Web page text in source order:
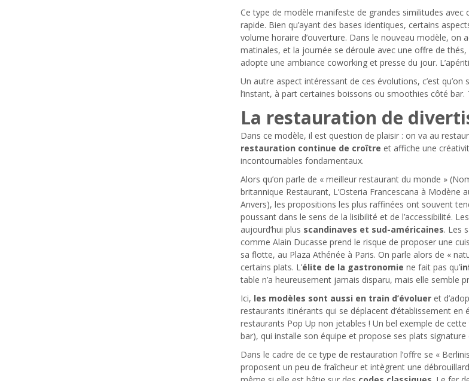
Ce type de modèle manifeste de grandes similitudes
rapide. Bien qu’ayant des bases identiques, certains
volume horaire d’ouverture. Dans le nouveau modèle, on
matinales, et la journée se déroule avec une offre de
adopte une ambiance coworking et presse du jour.
Un autre aspect intéressant de ces évolutions, c’est
l’instant, à part certaines boissons ou smoothies côté bar.
La restauration de
Dans ce modèle, il est question de plaisir : on va au
restauration continue de croître et affiche une
incontournables fondamentaux.
Alors qu’on parle de « meilleur restaurant du monde »
britannique Restaurant, L’Osteria Francescana à Modène
Anvers), les propositions les plus raffinées ont souvent
poussant dans le sens de la lisibilité et de l’accessibilité.
aujourd’hui plus scandinaves et sud-américaines. Les
comme Alain Ducasse prend le risque de proposer une
sa flotte, au Plaza Athénée à Paris. On parle alors de «
certains plats. L’élite de la gastronomie ne fait pas qu’
table n’a heureusement jamais disparu, mais elle semble
Ici, les modèles sont aussi en train d’évoluer et
restaurants itinérants qui se déplacent d’établissement
restaurants Pop Up non jetables ! Un bel exemple de
bar), qui installe son équipe et propose ses plats
Dans le cadre de ce type de restauration l’offre se «
proposent un peu de fraîcheur et intègrent une